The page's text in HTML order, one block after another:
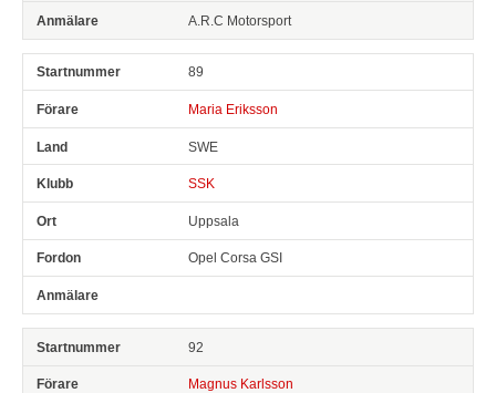
A.R.C Motorsport
89
Maria Eriksson
SWE
SSK
Uppsala
Opel Corsa GSI
92
Magnus Karlsson